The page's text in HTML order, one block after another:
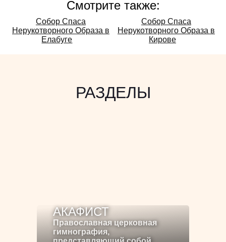
Смотрите также:
Смотрите
также:
Собор Спаса
Нерукотворного Образа в
Елабуге
Собор Спаса
Нерукотворного Образа в
Кирове
РАЗДЕЛЫ
АКАФИСТ
Православная церковная
гимнография,